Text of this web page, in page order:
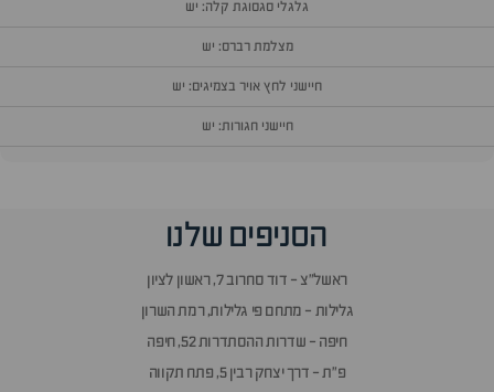
גלגלי סגסוגת קלה: יש
מצלמת רברס: יש
חיישני לחץ אויר בצמיגים: יש
חיישני חגורות: יש
הסניפים שלנו
ראשל״צ - דוד סחרוב 7, ראשון לציון
גלילות - מתחם פי גלילות, רמת השרון
חיפה - שדרות ההסתדרות 52, חיפה
פ״ת - דרך יצחק רבין 5, פתח תקווה